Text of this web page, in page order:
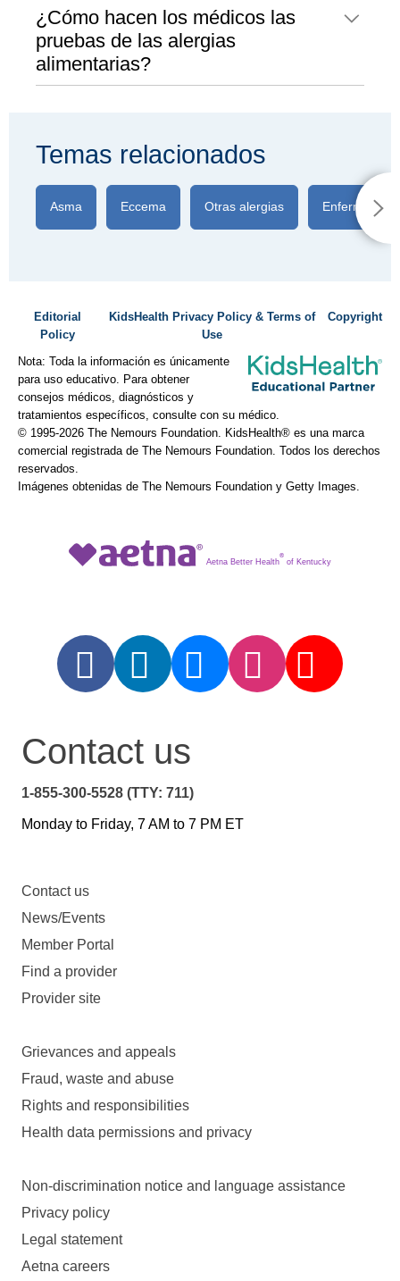
¿Cómo hacen los médicos las
pruebas de las alergias
alimentarias?
Temas relacionados
Asma Eccema Otras alergias Enfermedad
Editorial
Policy
KidsHealth Privacy Policy & Terms of
Use
Copyright
Nota: Toda la información es únicamente
para uso educativo. Para obtener
consejos médicos, diagnósticos y
tratamientos específicos, consulte con su médico.
© 1995-2026 The Nemours Foundation. KidsHealth® es una marca
comercial registrada de The Nemours Foundation. Todos los derechos
reservados.
Imágenes obtenidas de The Nemours Foundation y Getty Images.
Aetna Better Health
®
of Kentucky
Contact us
1-855-300-5528 (TTY: 711)
Monday to Friday, 7 AM to 7 PM ET
Contact us
News/Events
Member Portal
Find a provider
Provider site
Grievances and appeals
Fraud, waste and abuse
Rights and responsibilities
Health data permissions and privacy
Non-discrimination notice and language assistance
Privacy policy
Legal statement
Aetna careers